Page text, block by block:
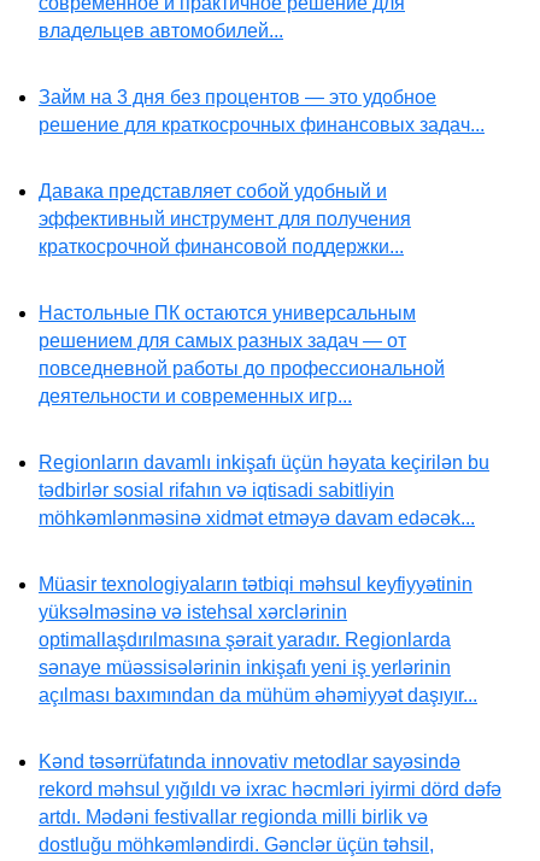
владельцев автомобилей...
Займ на 3 дня без процентов — это удобное
решение для краткосрочных финансовых задач...
Давака представляет собой удобный и
эффективный инструмент для получения
краткосрочной финансовой поддержки...
Настольные ПК остаются универсальным
решением для самых разных задач — от
повседневной работы до профессиональной
деятельности и современных игр...
Regionların davamlı inkişafı üçün həyata keçirilən bu
tədbirlər sosial rifahın və iqtisadi sabitliyin
möhkəmlənməsinə xidmət etməyə davam edəcək...
Müasir texnologiyaların tətbiqi məhsul keyfiyyətinin
yüksəlməsinə və istehsal xərclərinin
optimallaşdırılmasına şərait yaradır. Regionlarda
sənaye müəssisələrinin inkişafı yeni iş yerlərinin
açılması baxımından da mühüm əhəmiyyət daşıyır...
Kənd təsərrüfatında innovativ metodlar sayəsində
rekord məhsul yığıldı və ixrac həcmləri iyirmi dörd dəfə
artdı. Mədəni festivallar regionda milli birlik və
dostluğu möhkəmləndirdi. Gənclər üçün təhsil,